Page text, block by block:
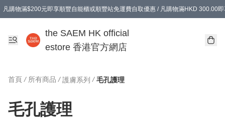
凡購物滿$200元即享順豐自能櫃或順豐站免運費自取優惠 / 凡購物滿HKD 300.00
the SAEM HK official
estore 香港官方網店
首頁 / 所有商品 / 護膚系列 / 毛孔護理
毛孔護理